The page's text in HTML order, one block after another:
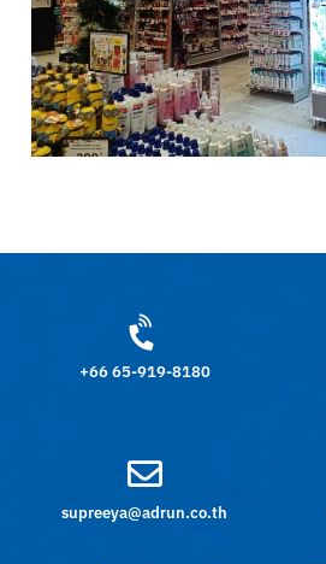
+66 65-919-8180
supreeya@adrun.co.th